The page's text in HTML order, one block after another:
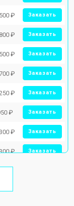
₽ Заказать
₽ Заказать
₽ Заказать
₽ Заказать
₽ Заказать
₽ Заказать
₽ Заказать
₽ Заказать
₽